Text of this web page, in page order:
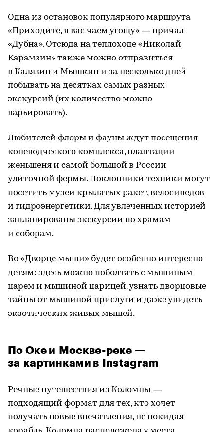
Одна из остановок популярного маршрута
«Приходите, я вас чаем угощу» — причал
«Дубна». Отсюда на теплоходе «Николай
Карамзин» также можно отправиться
в Калязин и Мышкин и за несколько дней
побывать на десятках самых разных
экскурсий (их количество можно
варьировать).
Любителей флоры и фауны ждут посещения
коневодческого комплекса, плантации
женьшеня и самой большой в России
улиточной фермы. Поклонники техники могут
посетить музеи крылатых ракет, велосипедов
и гидроэнергетики. Для увлеченных историей
запланированы экскурсии по храмам
и соборам.
Во «Дворце мыши» будет особенно интересно
детям: здесь можно поболтать с мышиным
царем и мышиной царицей, узнать дворцовые
тайны от мышиной прислуги и даже увидеть
экзотических живых мышей.
По Оке и Москве-реке —
за картинками в Instagram
Речные путешествия из Коломны —
подходящий формат для тех, кто хочет
получать новые впечатления, не покидая